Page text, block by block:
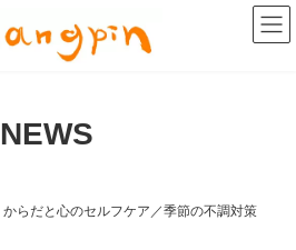
NEWS
からだと心のセルフケア／季節の不調対策